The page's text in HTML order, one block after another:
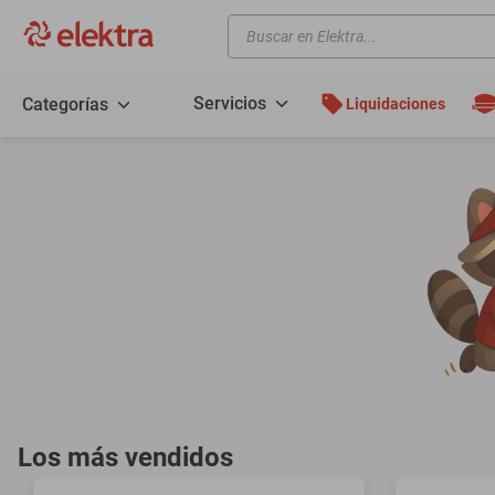
Buscar en Elektra...
Categorías Servicios Liquidaciones
Los más vendidos
motos